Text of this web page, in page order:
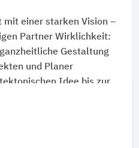
einer starken Vision –
Partner Wirklichkeit:
Gestaltung
und Planer
Idee bis zur